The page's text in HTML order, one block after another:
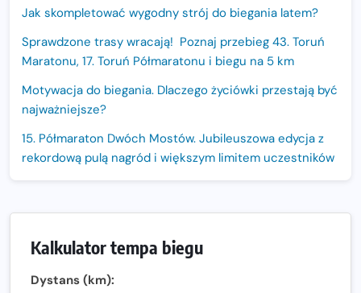
Jak skompletować wygodny strój do biegania latem?
Sprawdzone trasy wracają! Poznaj przebieg 43. Toruń
Maratonu, 17. Toruń Półmaratonu i biegu na 5 km
Motywacja do biegania. Dlaczego życiówki przestają być
najważniejsze?
15. Półmaraton Dwóch Mostów. Jubileuszowa edycja z
rekordową pulą nagród i większym limitem uczestników
Oficjalna koszulka LOTTO 25. Poznań Maratonu!
Amazfit Balance 3: Kompleksowe narzędzie dla biegacza
Kalkulator tempa biegu
Dystans (km):